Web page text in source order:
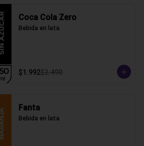
Coca Cola Zero
Bebida en lata
$1.992$2.490
Fanta
Bebida en lata